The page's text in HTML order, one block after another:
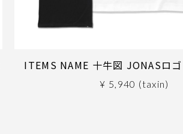
ITEMS NAME 十牛図 JONASロ
¥ 5,940 (taxin)